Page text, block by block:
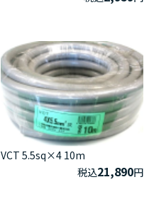
VCT 5.5sq×4 10m
税込21,890円